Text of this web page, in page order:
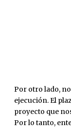
Por otro lado,
ejecución. El
proyecto que
Por lo tanto,